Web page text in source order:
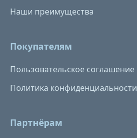
Наши преимущества
Покупателям
Пользовательское соглашение
Политика конфиденциальности
Партнёрам